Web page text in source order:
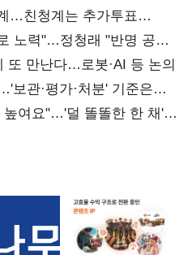
…친청계는 추가투표
노력"…정청래 "반명 공세
또 만난다…로봇·AI 등 논의
보관·평가·처분' 기준은
높여요"…'덜 똘똘한 한 채'